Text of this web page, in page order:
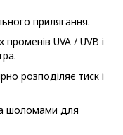
прилягання.
UVA / UVB і
розподіляє тиск і
шоломами для